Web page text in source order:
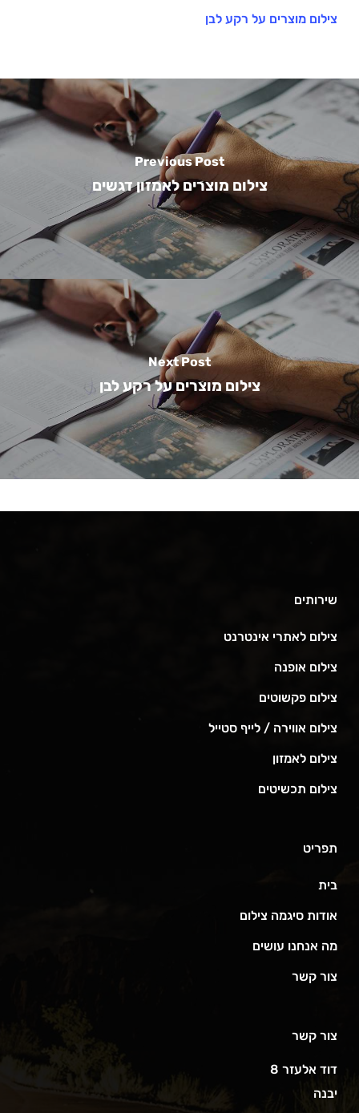
צילום מוצרים על רקע לבן
Previous Post
צילום מוצרים לאמזון דגשים
Next Post
צילום מוצרים על רקע לבן
שירותים
צילום לאתרי אינטרנט
צילום אופנה
צילום פקשוטים
צילום אווירה / לייף סטייל
צילום לאמזון
צילום תכשיטים
תפריט
בית
אודות סיגמה צילום
מה אנחנו עושים
צור קשר
צור קשר
דוד אלעזר 8
יבנה